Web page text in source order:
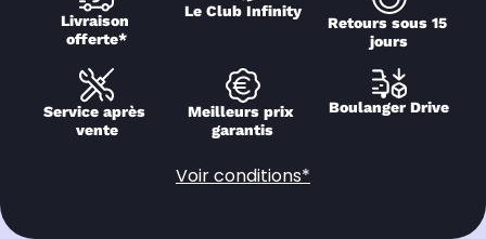
Livraison
offerte*
Le Club Infinity
Retours sous 15
jours
Service après
vente
Meilleurs prix
garantis
Boulanger Drive
Voir conditions*